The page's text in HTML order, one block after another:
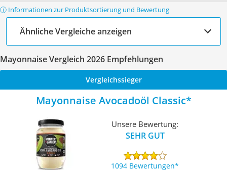
ⓘ Informationen zur Produktsortierung und Bewertung
Ähnliche Vergleiche anzeigen
Mayonnaise Vergleich 2026 Empfehlungen
Vergleichssieger
Mayonnaise Avocadoöl Classic
Unsere Bewertung:
SEHR GUT
1094 Bewertungen